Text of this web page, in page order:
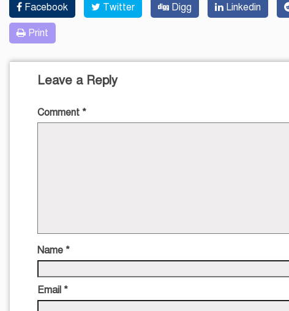
Facebook Twitter Digg Linkedin
Print
Leave a Reply
Comment *
Name *
Email *